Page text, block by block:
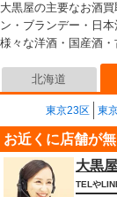
大黒屋の主要なお酒
ン・ブランデー・日
様々な洋酒・国産酒・
北海道
東京23区 東
お近くに店舗が
大黒
TELや